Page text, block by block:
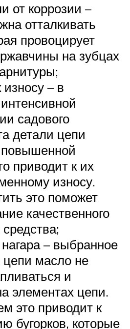
от коррозии –
отталкивать
провоцирует
на зубцах
износу – в
садового
детали цепи
приводит к их
износу.
это поможет
качественного
нагара – выбранное
цепи масло не
и
элементах цепи.
это приводит к
бугорков, которые